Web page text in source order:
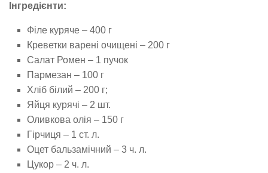
Інгредієнти:
Філе куряче – 400 г
Креветки варені очищені – 200 г
Салат Ромен – 1 пучок
Пармезан – 100 г
Хліб білий – 200 г;
Яйця курячі – 2 шт.
Оливкова олія – 150 г
Гірчиця – 1 ст. л.
Оцет бальзамічний – 3 ч. л.
Цукор – 2 ч. л.